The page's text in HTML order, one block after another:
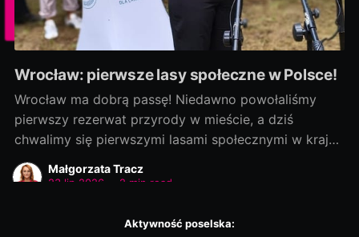
Wrocław: pierwsze lasy społeczne w Polsce!
Wrocław ma dobrą passę! Niedawno powołaliśmy
pierwszy rezerwat przyrody w mieście, a dziś
chwalimy się pierwszymi lasami społecznymi w kraju!
Rozmowy zaczęliśmy jako ostatni, a efekty
dowozimy jako pierwsi! Było to możliwe, bo nie
otwarte na dialog i kompromis — a to wszystko dla
Małgorzata Tracz
23 lip 2026 2 min read
Aktywność poselska: